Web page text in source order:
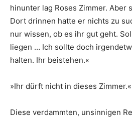
hinunter lag Roses Zimmer. Aber
Dort drinnen hatte er nichts zu
nur wissen, ob es ihr gut geht.
liegen … Ich sollte doch
halten. Ihr beistehen.«
»Ihr dürft nicht in dieses Zimmer.«
Diese verdammten, unsinnigen